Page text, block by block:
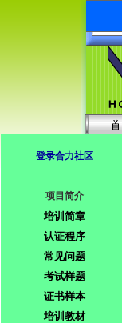
登录合力社区
项目简介
培训简章
认证程序
常见问题
考试样题
证书样本
培训教材